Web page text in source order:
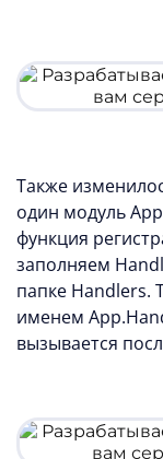
Также
один модуль
функция
заполняем
папке Handlers.
именем
вызывается